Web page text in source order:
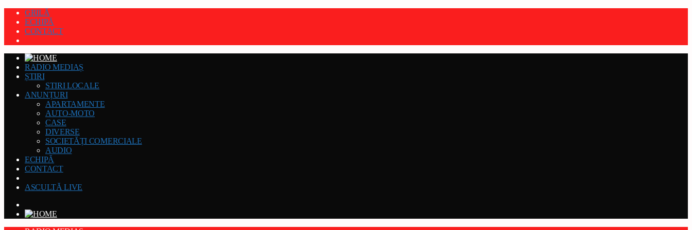
GRILĂ
ECHIPĂ
CONTACT
RADIO MEDIAȘ
ȘTIRI
STIRI LOCALE
ANUNȚURI
APARTAMENTE
AUTO-MOTO
CASE
DIVERSE
SOCIETĂȚI COMERCIALE
AUDIO
ECHIPĂ
CONTACT
ASCULTĂ LIVE